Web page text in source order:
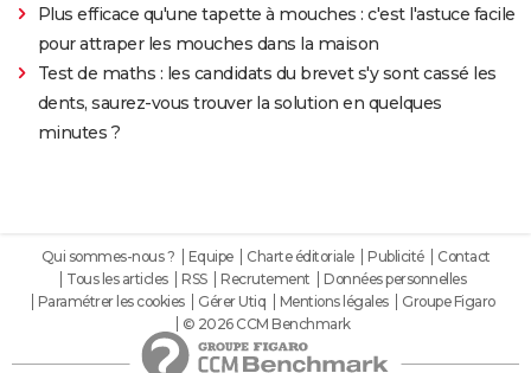
Plus efficace qu'une tapette à mouches : c'est l'astuce facile
pour attraper les mouches dans la maison
Test de maths : les candidats du brevet s'y sont cassé les
dents, saurez-vous trouver la solution en quelques
minutes ?
Qui sommes-nous ? Equipe Charte éditoriale Publicité
Contact
Tous les articles
RSS Recrutement
Données personnelles
Paramétrer les cookies
Gérer Utiq Mentions légales
Groupe Figaro
© 2026 CCM Benchmark